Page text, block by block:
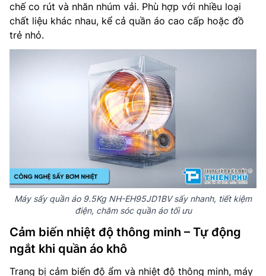
chế co rút và nhăn nhúm vải. Phù hợp với nhiều loại
chất liệu khác nhau, kể cả quần áo cao cấp hoặc đồ
trẻ nhỏ.
Máy sấy quần áo 9.5Kg NH-EH95JD1BV sấy nhanh, tiết kiệm
điện, chăm sóc quần áo tối ưu
Cảm biến nhiệt độ thông minh – Tự động
ngắt khi quần áo khô
Trang bị cảm biến độ ẩm và nhiệt độ thông minh, máy